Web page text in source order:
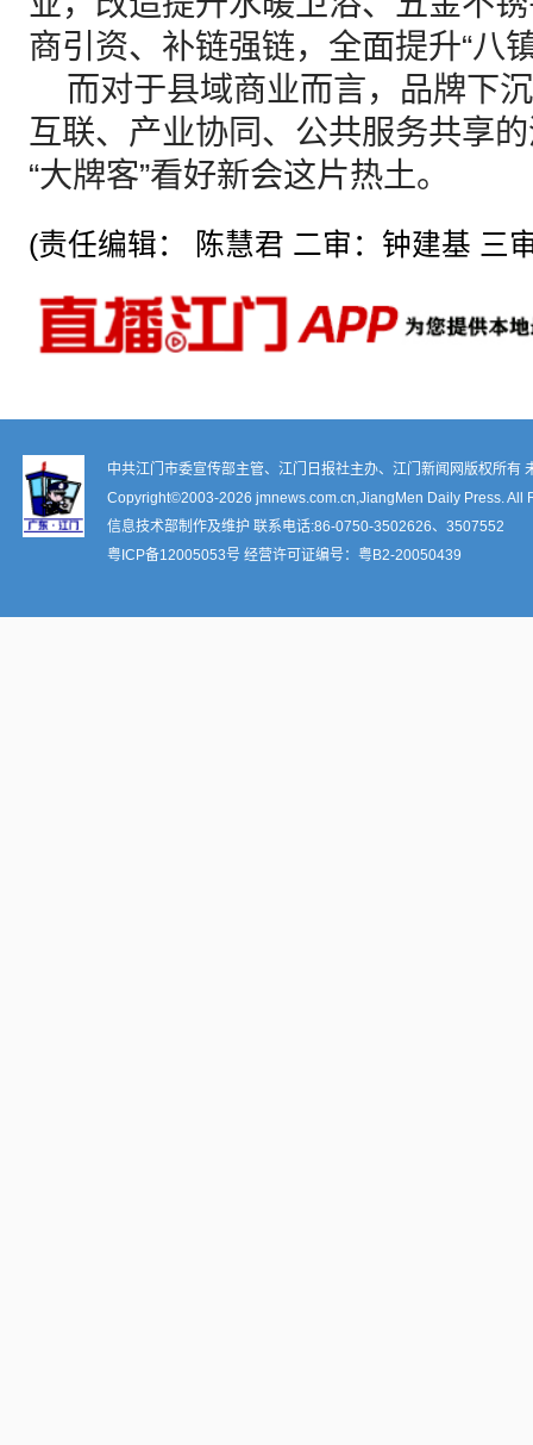
商引资、补链强链，全面提升“八
而对于县域商业而言，品牌下
互联、产业协同、公共服务共享
“大牌客”看好新会这片热土。
(责任编辑： 陈慧君 二审：钟建基 三
中共江门市委宣传部主管、江门日报社主办、江门新闻网版权所有
Copyright©2003-2026 jmnews.com.cn,JiangMen Daily Press. All
信息技术部制作及维护 联系电话:86-0750-3502626、3507552
粤ICP备12005053号 经营许可证编号： 粤B2-20050439